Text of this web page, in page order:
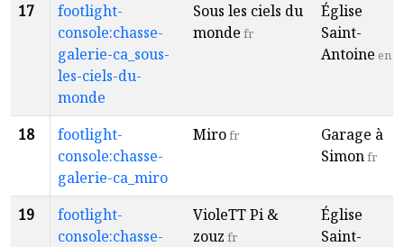
17
footlight-
console:chasse-
galerie-ca_sous-
les-ciels-du-
monde
Sous les ciels du
monde fr
Église
Saint-
Antoine en
18
footlight-
console:chasse-
galerie-ca_miro
Mirofr
Garage à
Simonfr
19
footlight-
console:chasse-
VioleTT Pi &
zouz fr
Église
Saint-